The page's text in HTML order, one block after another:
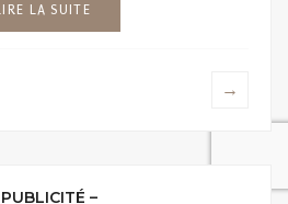
LA SUITE
→
–